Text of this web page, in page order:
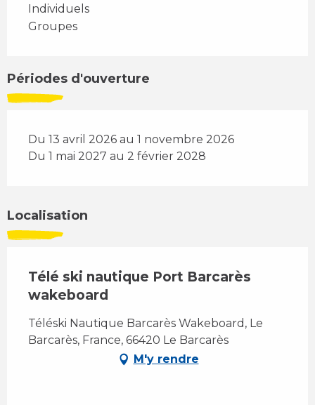
Individuels
Groupes
Périodes d'ouverture
Du 13 avril 2026 au 1 novembre 2026
Du 1 mai 2027 au 2 février 2028
Localisation
Télé ski nautique Port Barcarès
wakeboard
Téléski Nautique Barcarès Wakeboard, Le
Barcarès, France, 66420 Le Barcarès
M'y rendre